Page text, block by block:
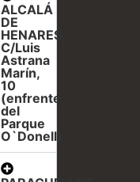
ALCALÁ
DE
HENARES,
C/Luis
Astrana
Marín,
10
(enfrente
del
Parque
O`Donell)